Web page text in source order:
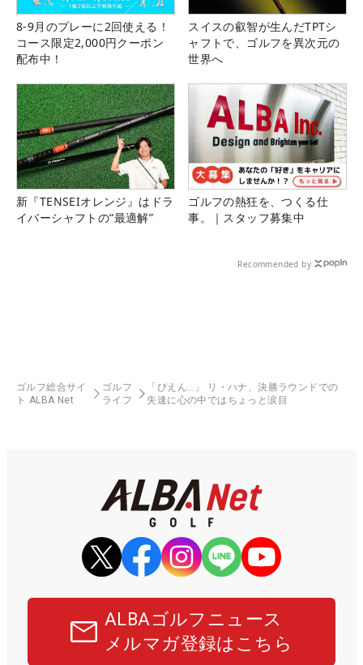
8-9月のプレーに2回使える！
コース限定2,000円クーポン
配布中！
スイスの叡智が生んだTPTシ
ャフトで、ゴルフを異次元の
世界へ
新『TENSEIオレンジ』はドラ
イバーシャフトの“最適解”
ゴルフの熱狂を、つくる仕
事。｜スタッフ募集中
Recommended by
ゴルフ総合サイ
ト ALBA Net
ゴルフ
ライフ
「ぴえん…」 リ・ハナ、決勝ラウンドでの
失速に心の中ではちょっと涙目
ALBAゴルフニュース
メルマガ登録はこちら